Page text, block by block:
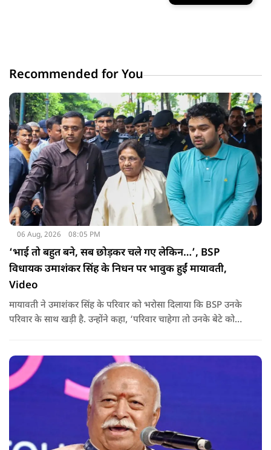
Recommended for You
06 Aug, 2026 08:05 PM
‘भाई तो बहुत बने, सब छोड़कर चले गए लेकिन…’, BSP
विधायक उमाशंकर सिंह के निधन पर भावुक हुईं मायावती,
Video
मायावती ने उमाशंकर सिंह के परिवार को भरोसा दिलाया कि BSP उनके
परिवार के साथ खड़ी है. उन्होंने कहा, ‘परिवार चाहेगा तो उनके बेटे को